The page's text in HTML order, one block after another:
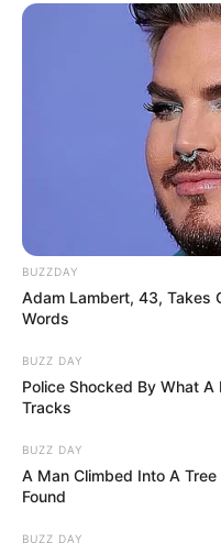
BUZZDAY
Adam Lambert, 43, Takes
Words
BUZZ DAY
Police Shocked By What
Tracks
BUZZ DAY
A Man Climbed Into A
Found
BUZZ DAY